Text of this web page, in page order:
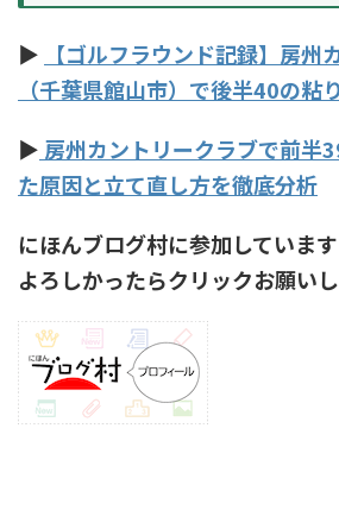
▶
【ゴルフラウンド記録】房州
（千葉県館山市）で後半40の粘り
▶ 房州カントリークラブで前
た原因と立て直し方を徹底分析
にほんブログ村に参加していま
よろしかったらクリックお願